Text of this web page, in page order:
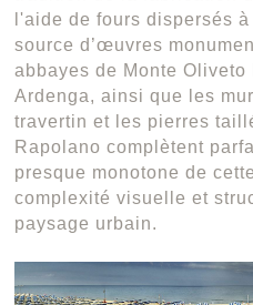
l'aide de fours dispersés
source d’œuvres
abbayes de Monte
Ardenga, ainsi que les
travertin et les pierres
Rapolano complètent
presque monotone de
complexité visuelle et
paysage urbain.